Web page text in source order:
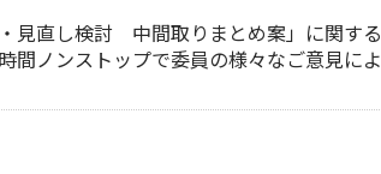
見直し検討 中間取りまとめ案」に関する
間ノンストップで委員の様々なご意見によ